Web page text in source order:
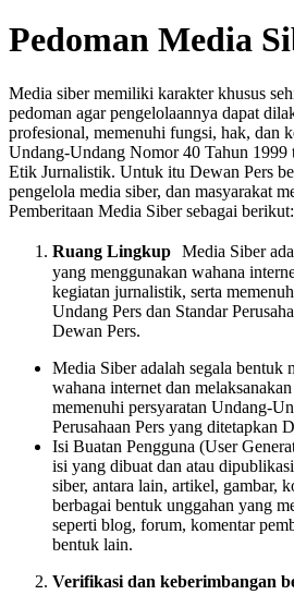
Pedoman Media
Kemerdekaan
berpendapat,
kemerdekaan
berekspresi,
dan
kemerdekaan
pers
manusia
dilindungi
Undang-
Undang
Deklarasi
Universal
Manusia
Keberadaan
Media siber memiliki karakter khusus
pedoman agar pengelolaannya dapat
profesional, memenuhi fungsi, hak, dan
Undang-Undang Nomor 40 Tahun 1999
Etik Jurnalistik. Untuk itu Dewan Pers
pengelola media siber, dan masyarakat
Pemberitaan Media Siber sebagai berikut:
Ruang Lingkup Media Siber
yang menggunakan wahana
kegiatan jurnalistik, serta
Undang Pers dan Standar
Dewan Pers.
Media Siber adalah segala bentuk
wahana internet dan
memenuhi persyaratan Undang-
Perusahaan Pers yang ditetapkan
Isi Buatan Pengguna (User
isi yang dibuat dan atau
siber, antara lain, artikel, gambar,
berbagai bentuk unggahan yang
seperti blog, forum, komentar
bentuk lain.
Verifikasi dan keberimbangan